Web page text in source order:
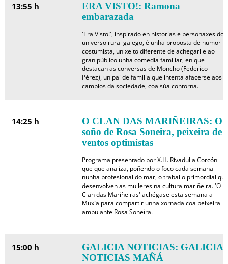
13:55 h
ERA VISTO!: Ramona
embarazada
'Era Visto!', inspirado en historias e personaxes do
universo rural galego, é unha proposta de humor
costumista, un xeito diferente de achegarlle ao
gran público unha comedia familiar, en que
destacan as conversas de Moncho (Federico
Pérez), un pai de familia que intenta afacerse aos
cambios da sociedade, coa súa contorna.
14:25 h
O CLAN DAS MARIÑEIRAS: O
soño de Rosa Soneira, peixeira de
ventos optimistas
Programa presentado por X.H. Rivadulla Corcón
que que analiza, poñendo o foco cada semana
nunha profesional do mar, o traballo primordial que
desenvolven as mulleres na cultura mariñeira. 'O
Clan das Mariñeiras' achégase esta semana a
Muxía para compartir unha xornada coa peixeira
ambulante Rosa Soneira.
15:00 h
GALICIA NOTICIAS: GALICIA
NOTICIAS MAÑÁ